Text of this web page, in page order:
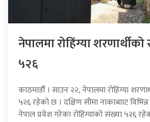
नेपालमा रोहिंग्या
५२६
काठमाडौँ । साउन २२, नेपालमा रोहिंग्या
५२६ रहेको छ । दक्षिण सीमा नाकाबााट विभिन्न
नेपाल प्रवेश गरेका रोहिंग्याको संख्या ५२६